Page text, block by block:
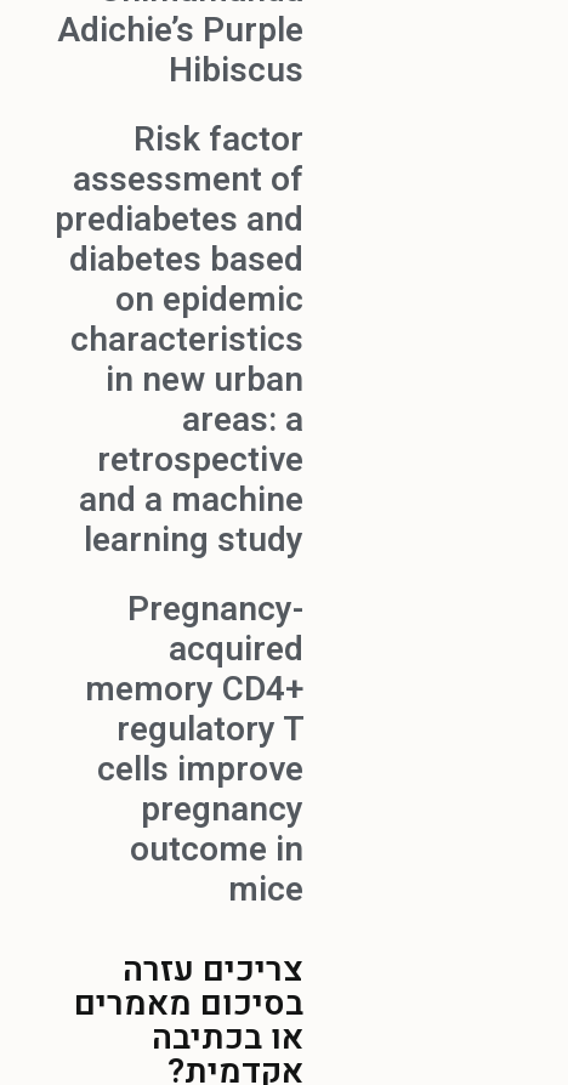
Adichie’s Purple
Hibiscus
Risk factor
assessment of
prediabetes and
diabetes based
on epidemic
characteristics
in new urban
areas: a
retrospective
and a machine
learning study
Pregnancy-
acquired
memory CD4+
regulatory T
cells improve
pregnancy
outcome in
mice
צריכים עזרה
בסיכום מאמרים
או בכתיבה
אקדמית?